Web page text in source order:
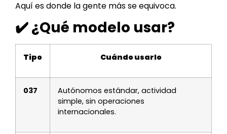
Aquí es donde la gente más se equivoca.
✔️ ¿Qué modelo usar?
Tipo Cuándo usarlo
037
Autónomos estándar, actividad
simple, sin operaciones
internacionales.